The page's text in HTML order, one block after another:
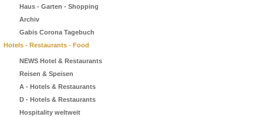
Haus - Garten - Shopping
Archiv
Gabis Corona Tagebuch
Hotels - Restaurants - Food
NEWS Hotel & Restaurants
Reisen & Speisen
A - Hotels & Restaurants
D - Hotels & Restaurants
Hospitality weltweit